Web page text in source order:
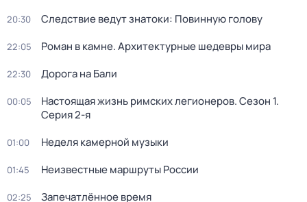
20:30 Следствие ведут знатоки: Повинную голову
22:05 Роман в камне. Архитектурные шедевры мира
22:30 Дорога на Бали
00:05 Настоящая жизнь римских легионеров. Сезон 1.
Серия 2-я
01:00 Неделя камерной музыки
01:45 Неизвестные маршруты России
02:25 Запечатлённое время